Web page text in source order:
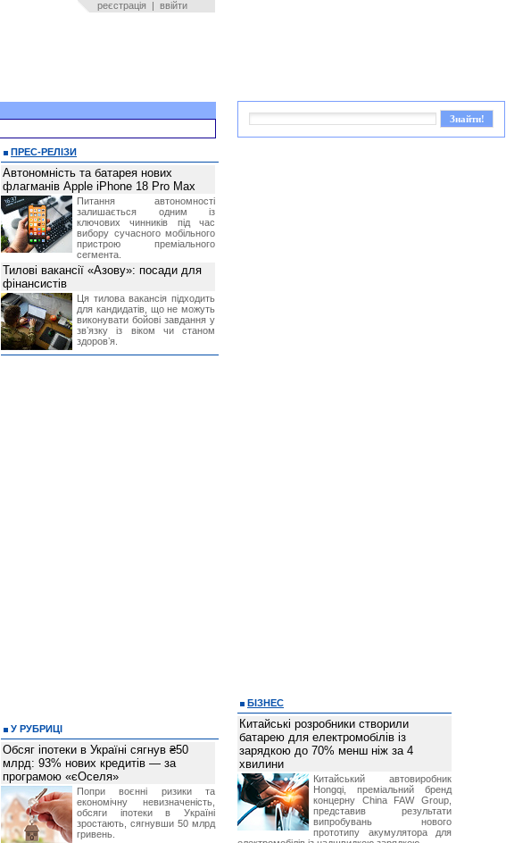
реєстрація | ввійти
ПРЕС-РЕЛІЗИ
Автономність та батарея нових
флагманів Apple iPhone 18 Pro Max
Питання автономності
залишається одним із
ключових чинників під час
вибору сучасного мобільного
пристрою преміального
сегмента.
Тилові вакансії «Азову»: посади для
фінансистів
Ця тилова вакансія підходить
для кандидатів, що не можуть
виконувати бойові завдання у
звʼязку із віком чи станом
здоровʼя.
У РУБРИЦІ
Обсяг іпотеки в Україні сягнув ₴50
млрд: 93% нових кредитів — за
програмою «єОселя»
Попри воєнні ризики та
економічну невизначеність,
обсяги іпотеки в Україні
зростають, сягнувши 50 млрд
гривень.
БІЗНЕС
Китайські розробники створили
батарею для електромобілів із
зарядкою до 70% менш ніж за 4
хвилини
Китайський автовиробник
Hongqi, преміальний бренд
концерну China FAW Group,
представив результати
випробувань нового
прототипу акумулятора для